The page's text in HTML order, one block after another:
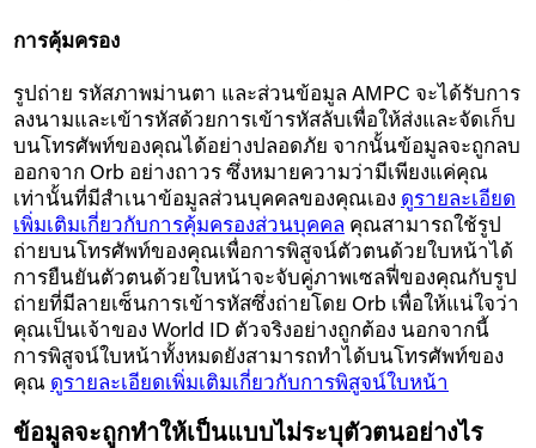
การคุ้มครอง
รูปถ่าย รหัสภาพม่านตา และส่วนข้อมูล AMPC จะได้รับการ
ลงนามและเข้ารหัสด้วยการเข้ารหัสลับเพื่อให้ส่งและจัดเก็บ
บนโทรศัพท์ของคุณได้อย่างปลอดภัย จากนั้นข้อมูลจะถูกลบ
ออกจาก Orb อย่างถาวร ซึ่งหมายความว่ามีเพียงแค่คุณ
เท่านั้นที่มีสำเนาข้อมูลส่วนบุคคลของคุณเอง ดูรายละเอียด
เพิ่มเติมเกี่ยวกับการคุ้มครองส่วนบุคคล คุณสามารถใช้รูป
ถ่ายบนโทรศัพท์ของคุณเพื่อการพิสูจน์ตัวตนด้วยใบหน้าได้
การยืนยันตัวตนด้วยใบหน้าจะจับคู่ภาพเซลฟี่ของคุณกับรูป
ถ่ายที่มีลายเซ็นการเข้ารหัสซึ่งถ่ายโดย Orb เพื่อให้แน่ใจว่า
คุณเป็นเจ้าของ World ID ตัวจริงอย่างถูกต้อง นอกจากนี้
การพิสูจน์ใบหน้าทั้งหมดยังสามารถทำได้บนโทรศัพท์ของ
คุณ ดูรายละเอียดเพิ่มเติมเกี่ยวกับการพิสูจน์ใบหน้า
ข้อมูลจะถูกทำให้เป็นแบบไม่ระบุตัวตนอย่างไร